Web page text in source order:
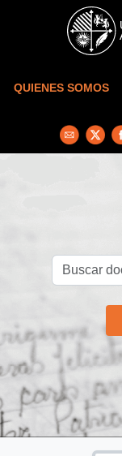
Skip to main content
QUIENES SOMOS